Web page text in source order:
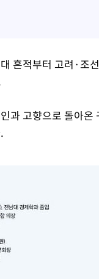
흔적부터 고려·조
과 고향으로 돌아